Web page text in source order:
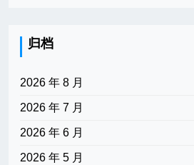
归档
2026 年 8 月
2026 年 7 月
2026 年 6 月
2026 年 5 月